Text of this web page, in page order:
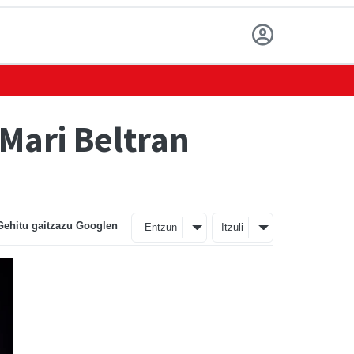
Beltran
gaitzazu Googlen Entzun Itzuli